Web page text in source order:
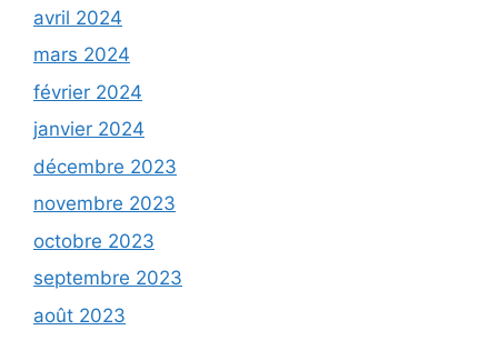
avril 2024
mars 2024
février 2024
janvier 2024
décembre 2023
novembre 2023
octobre 2023
septembre 2023
août 2023